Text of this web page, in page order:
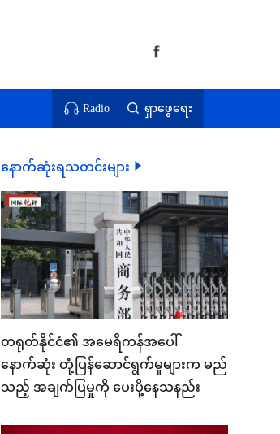
Radio ရှာဖွေရေး
နောက်ဆုံးရသတင်းများ
တရုတ်နိုင်ငံ၏ အမေရိကန်အပေါ်
နောက်ဆုံး တုံ့ပြန်ဆောင်ရွက်မှုများက မည်
သည့် အချက်ပြမှုကို ပေးပို့နေသနည်း